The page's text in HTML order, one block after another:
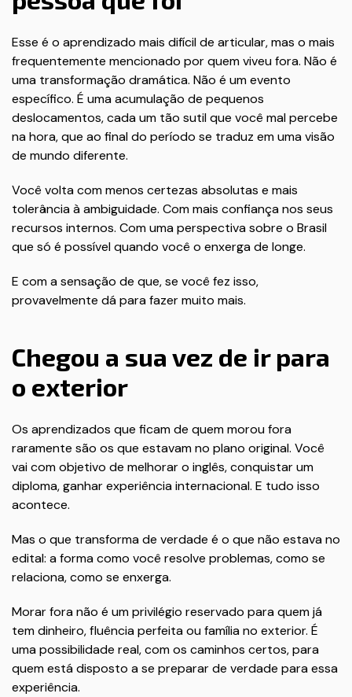
Esse é o aprendizado mais difícil de articular, mas o mais
frequentemente mencionado por quem viveu fora. Não é
uma transformação dramática. Não é um evento
específico. É uma acumulação de pequenos
deslocamentos, cada um tão sutil que você mal percebe
na hora, que ao final do período se traduz em uma visão
de mundo diferente.
Você volta com menos certezas absolutas e mais
tolerância à ambiguidade. Com mais confiança nos seus
recursos internos. Com uma perspectiva sobre o Brasil
que só é possível quando você o enxerga de longe.
E com a sensação de que, se você fez isso,
provavelmente dá para fazer muito mais.
Chegou a sua vez de ir para
o exterior
Os aprendizados que ficam de quem morou fora
raramente são os que estavam no plano original. Você
vai com objetivo de melhorar o inglês, conquistar um
diploma, ganhar experiência internacional. E tudo isso
acontece.
Mas o que transforma de verdade é o que não estava no
edital: a forma como você resolve problemas, como se
relaciona, como se enxerga.
Morar fora não é um privilégio reservado para quem já
tem dinheiro, fluência perfeita ou família no exterior. É
uma possibilidade real, com os caminhos certos, para
quem está disposto a se preparar de verdade para essa
experiência.